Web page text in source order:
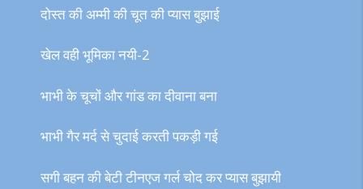
दोस्त की अम्मी की चूत की प्यास बुझाई
खेल वही भूमिका नयी-2
भाभी के चूचों और गांड का दीवाना बना
भाभी गैर मर्द से चुदाई करती पकड़ी गई
सगी बहन की बेटी टीनएज गर्ल चोद कर प्यास बुझायी